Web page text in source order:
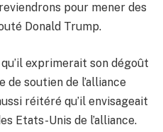
pour mener des
Donald Trump.
exprimerait son dégoût
de soutien de l’alliance
réitéré qu’il envisageait
Etats-Unis de l’alliance.